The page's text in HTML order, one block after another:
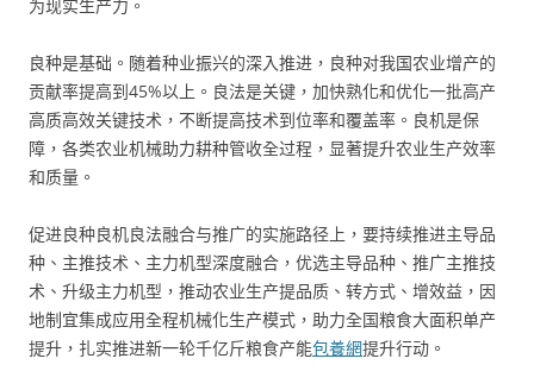
为现实生产力。
良种是基础。随着种业振兴的深入推进，良种对我国农业增产的
贡献率提高到45%以上。良法是关键，加快熟化和优化一批高产
高质高效关键技术，不断提高技术到位率和覆盖率。良机是保
障，各类农业机械助力耕种管收全过程，显著提升农业生产效率
和质量。
促进良种良机良法融合与推广的实施路径上，要持续推进主导品
种、主推技术、主力机型深度融合，优选主导品种、推广主推技
术、升级主力机型，推动农业生产提品质、转方式、增效益，因
地制宜集成应用全程机械化生产模式，助力全国粮食大面积单产
提升，扎实推进新一轮千亿斤粮食产能包養網提升行动。